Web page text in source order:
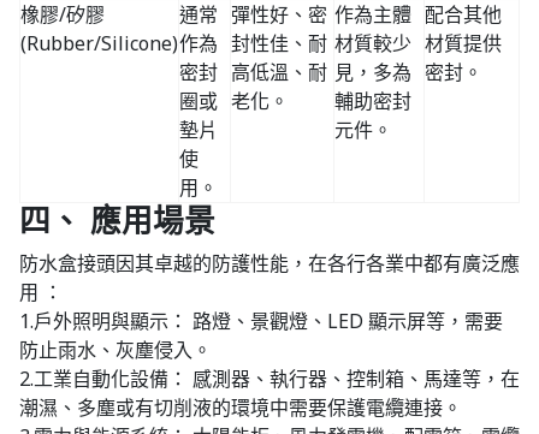
橡膠/矽膠
(Rubber/Silicone)
通常
作為
密封
圈或
墊片
使
用。
彈性好、密
封性佳、耐
高低溫、耐
老化。
作為主體
材質較少
見，多為
輔助密封
元件。
配合其他
材質提供
密封。
四、 應用場景
防水盒接頭因其卓越的防護性能，在各行各業中都有廣泛應
用 ：
1.戶外照明與顯示： 路燈、景觀燈、LED 顯示屏等，需要
防止雨水、灰塵侵入。
2.工業自動化設備： 感測器、執行器、控制箱、馬達等，在
潮濕、多塵或有切削液的環境中需要保護電纜連接。